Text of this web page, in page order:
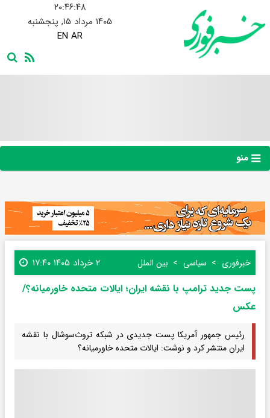
۲۰:۴۶:۴۹
۱۴۰۵ مرداد ۱۵, پنجشنبه
EN AR
منو
خبرفوری سیاسی بین الملل ۲ خرداد ۱۴۰۵ ۱۷:۴۰
پست جدید ترامپ با نقشه ایران؛ ایالات متحده خاورمیانه؟/
عکس
رئیس جمهور آمریکا پست جدیدی در شبکه تروث‌سوشال با نقشه
ایران منتشر کرد و نوشت: ایالات متحده خاورمیانه؟